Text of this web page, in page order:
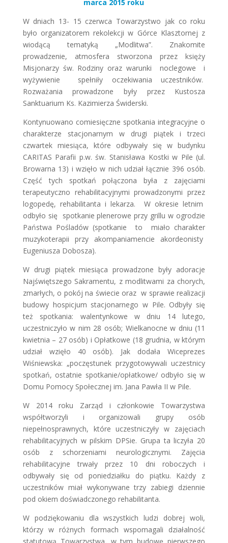
marca 2015 roku
W dniach 13- 15 czerwca Towarzystwo jak co roku
było organizatorem rekolekcji w Górce Klasztornej z
wiodącą tematyką „Modlitwa”. Znakomite
prowadzenie, atmosfera stworzona przez księży
Misjonarzy św. Rodziny oraz warunki noclegowe i
wyżywienie spełniły oczekiwania uczestników.
Rozważania prowadzone były przez Kustosza
Sanktuarium Ks. Kazimierza Świderski.
Kontynuowano comiesięczne spotkania integracyjne o
charakterze stacjonarnym w drugi piątek i trzeci
czwartek miesiąca, które odbywały się w budynku
CARITAS Parafii p.w. św. Stanisława Kostki w Pile (ul.
Browarna 13) i wzięło w nich udział łącznie 396 osób.
Część tych spotkań połączona była z zajęciami
terapeutyczno rehabilitacyjnymi prowadzonymi przez
logopedę, rehabilitanta i lekarza. W okresie letnim
odbyło się spotkanie plenerowe przy grillu w ogrodzie
Państwa Pośladów (spotkanie to miało charakter
muzykoterapii przy akompaniamencie akordeonisty
Eugeniusza Dobosza).
W drugi piątek miesiąca prowadzone były adoracje
Najświętszego Sakramentu, z modlitwami za chorych,
zmarłych, o pokój na świecie oraz w sprawie realizacji
budowy hospicjum stacjonarnego w Pile. Odbyły się
też spotkania: walentynkowe w dniu 14 lutego,
uczestniczyło w nim 28 osób; Wielkanocne w dniu (11
kwietnia – 27 osób) i Opłatkowe (18 grudnia, w którym
udział wzięło 40 osób). Jak dodała Wiceprezes
Wiśniewska: „poczęstunek przygotowywali uczestnicy
spotkań, ostatnie spotkanie/opłatkowe/ odbyło się w
Domu Pomocy Społecznej im. Jana Pawła II w Pile.
W 2014 roku Zarząd i członkowie Towarzystwa
współtworzyli i organizowali grupy osób
niepełnosprawnych, które uczestniczyły w zajęciach
rehabilitacyjnych w pilskim DPSie. Grupa ta liczyła 20
osób z schorzeniami neurologicznymi. Zajęcia
rehabilitacyjne trwały przez 10 dni roboczych i
odbywały się od poniedziałku do piątku. Każdy z
uczestników miał wykonywane trzy zabiegi dziennie
pod okiem doświadczonego rehabilitanta.
W podziękowaniu dla wszystkich ludzi dobrej woli,
którzy w różnych formach wspomagali działalność